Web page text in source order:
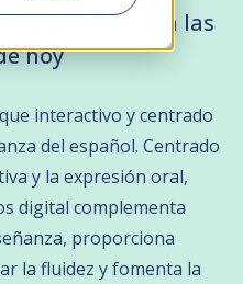
digitales para las
hoy
interactivo y centrado
del español. Centrado
y la expresión oral,
digital complementa
proporciona
la fluidez y fomenta la